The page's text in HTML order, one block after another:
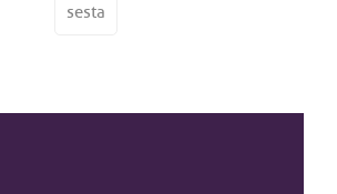
sesta